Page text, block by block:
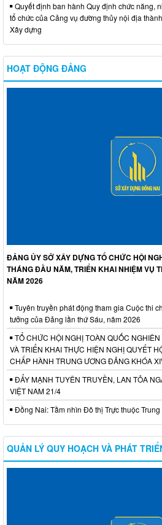
Quyết định ban hành Quy định chức năng,
tổ chức của Cảng vụ đường thủy nội địa
Xây dựng
HOẠT ĐỘNG ĐẢNG
ĐẢNG ỦY SỞ XÂY DỰNG TỔ CHỨC HỘI
THÁNG ĐẦU NĂM, TRIỂN KHAI NHIỆM VỤ
NĂM 2026
Tuyên truyền phát động tham gia Cuộc thi
tưởng của Đảng lần thứ Sáu, năm 2026
TỔ CHỨC HỘI NGHỊ TOÀN QUỐC
VÀ TRIỂN KHAI THỰC HIỆN NGHỊ QUYẾT
CHẤP HÀNH TRUNG ƯƠNG ĐẢNG KHÓA
ĐẨY MẠNH TUYÊN TRUYỀN, LAN TỎA
VIỆT NAM 21/4
Đồng Nai: Tầm nhìn Đô thị Trực thuộc Trung
QUẢN LÝ QUY HOẠCH VÀ PHÁT